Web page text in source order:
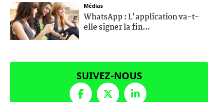
Médias
WhatsApp : L'application va-t-
elle signer la fin...
SUIVEZ-NOUS